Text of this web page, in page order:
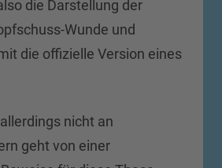
die Darstellung der
Wunde und
die offizielle Version eines
nicht an
geht von einer